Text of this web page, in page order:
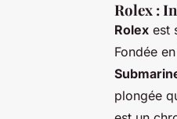
Rolex :
Rolex est
Fondée
plongée